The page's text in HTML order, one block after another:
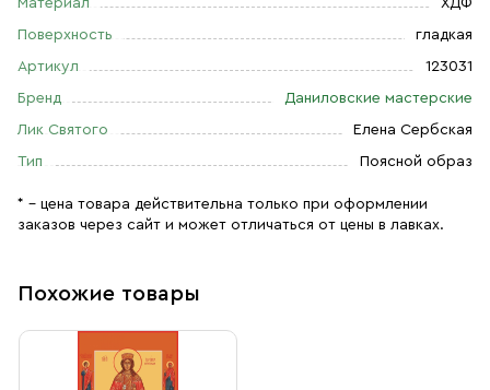
Материал ХДФ
Поверхность гладкая
Артикул 123031
Бренд Даниловские мастерские
Лик Святого Елена Сербская
Тип Поясной образ
* – цена товара действительна только при оформлении
заказов через сайт и может отличаться от цены в лавках.
Похожие товары